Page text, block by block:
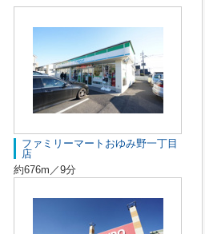
ファミリーマートおゆみ野一丁目
店
約676m／9分